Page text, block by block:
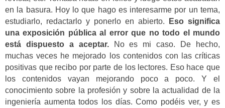
en la basura. Hoy lo que hago es interesarme por un tema,
estudiarlo, redactarlo y ponerlo en abierto.
Eso significa
una exposición pública al error que no todo el mundo
está dispuesto a aceptar.No es mi caso. De hecho,
muchas veces he mejorado los contenidos con las críticas
positivas que recibo por parte de los lectores. Eso hace que
los contenidos vayan mejorando poco a poco. Y el
conocimiento sobre la profesión y sobre la actualidad de la
ingeniería aumenta todos los días. Como podéis ver, y es